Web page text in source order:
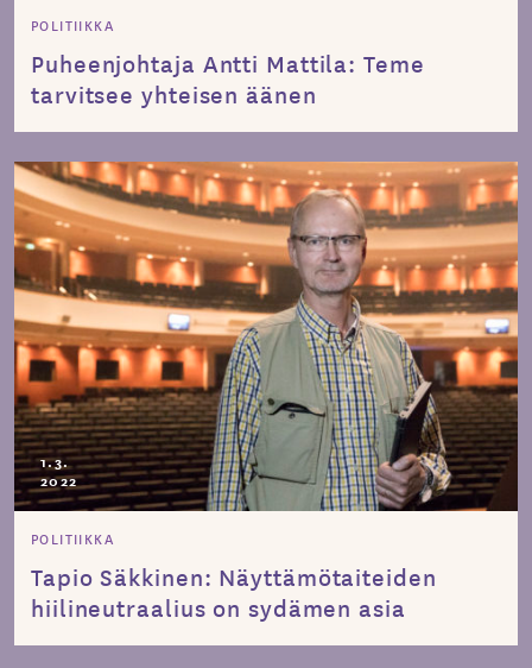
POLITIIKKA
Puheenjohtaja Antti Mattila: Teme
tarvitsee yhteisen äänen
1.3.
2022
POLITIIKKA
Tapio Säkkinen: Näyttämötaiteiden
hiilineutraalius on sydämen asia